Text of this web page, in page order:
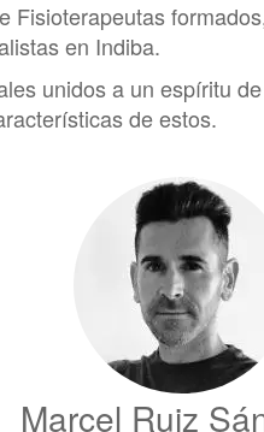
Fisioterapeutas
en Indiba.
unidos a un espíritu
de estos.
Marcel Ruiz